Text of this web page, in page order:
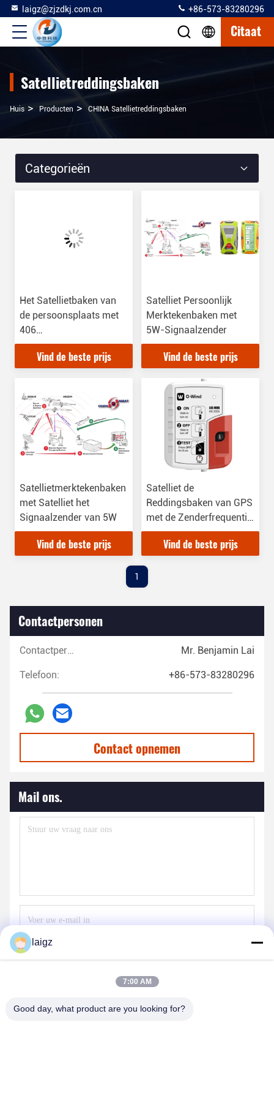
laigz@zjzdkj.com.cn +86-573-83280296
Citaat
Satellietreddingsbaken
Huis > Producten > CHINA Satellietreddingsbaken
Categorieën
Het Satellietbaken van
de persoonsplaats met
406
Satellietsignaalzender
Vind de beste prijs
Satelliet Persoonlijk
Merktekenbaken met
5W-Signaalzender
Vind de beste prijs
Satellietmerktekenbaken
met Satelliet het
Signaalzender van 5W
Vind de beste prijs
Satelliet de
Reddingsbaken van GPS
met de Zenderfrequentie
van 121,5 Mhz
Locationg
Vind de beste prijs
1
Contactpersonen
Contactpersonen: Mr. Benjamin Lai
Telefoon: +86-573-83280296
Contact opnemen
Mail ons.
Stuur
laigz
7:00 AM
Good day, what product are you looking for?